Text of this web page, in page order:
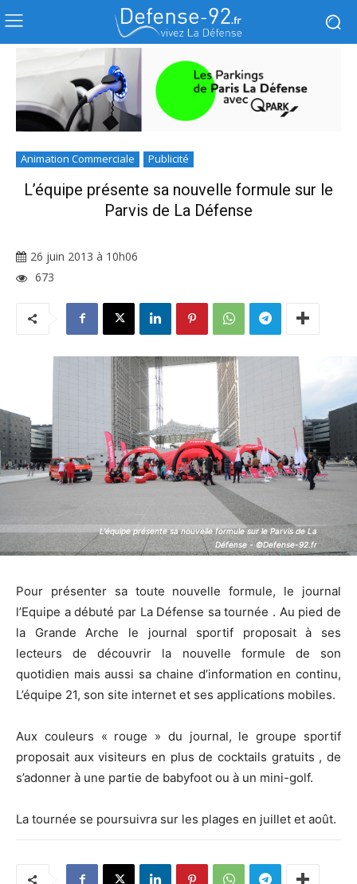
Animation Commerciale Publicité
L’équipe présente sa nouvelle formule sur le
Parvis de La Défense
26 juin 2013 à 10h06
673
L'équipe présente sa nouvelle formule sur le Parvis de La
Défense - ©Defense-92.fr
L'équipe présente sa nouvelle formule sur le Parvis de La
Défense - ©Defense-92.fr
Pour présenter sa toute nouvelle formule, le journal
l’Equipe a débuté par La Défense sa tournée . Au pied de
la Grande Arche le journal sportif proposait à ses
lecteurs de découvrir la nouvelle formule de son
quotidien mais aussi sa chaine d’information en continu,
L’équipe 21, son site internet et ses applications mobiles.
Aux couleurs « rouge » du journal, le groupe sportif
proposait aux visiteurs en plus de cocktails gratuits , de
s’adonner à une partie de babyfoot ou à un mini-golf.
La tournée se poursuivra sur les plages en juillet et août.